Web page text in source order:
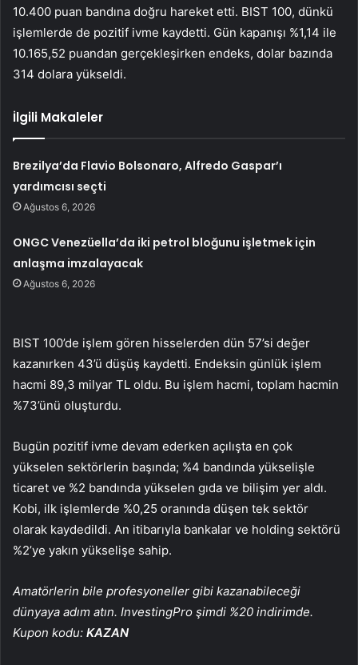
10.400 puan bandına doğru hareket etti. BIST 100, dünkü
işlemlerde de pozitif ivme kaydetti. Gün kapanışı %1,14 ile
10.165,52 puandan gerçekleşirken endeks, dolar bazında
314 dolara yükseldi.
İlgili Makaleler
Brezilya’da Flavio Bolsonaro, Alfredo Gaspar’ı
yardımcısı seçti
Ağustos 6, 2026
ONGC Venezüella’da iki petrol bloğunu işletmek için
anlaşma imzalayacak
Ağustos 6, 2026
BIST 100’de işlem gören hisselerden dün 57’si değer
kazanırken 43’ü düşüş kaydetti. Endeksin günlük işlem
hacmi 89,3 milyar TL oldu. Bu işlem hacmi, toplam hacmin
%73’ünü oluşturdu.
Bugün pozitif ivme devam ederken açılışta en çok
yükselen sektörlerin başında; %4 bandında yükselişle
ticaret ve %2 bandında yükselen gıda ve bilişim yer aldı.
Kobi, ilk işlemlerde %0,25 oranında düşen tek sektör
olarak kaydedildi. An itibarıyla bankalar ve holding sektörü
%2’ye yakın yükselişe sahip.
Amatörlerin bile profesyoneller gibi kazanabileceği
dünyaya adım atın. InvestingPro şimdi %20 indirimde.
Kupon kodu: KAZAN